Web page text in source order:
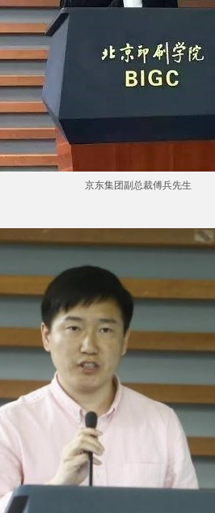
京东集团副总裁傅兵先生